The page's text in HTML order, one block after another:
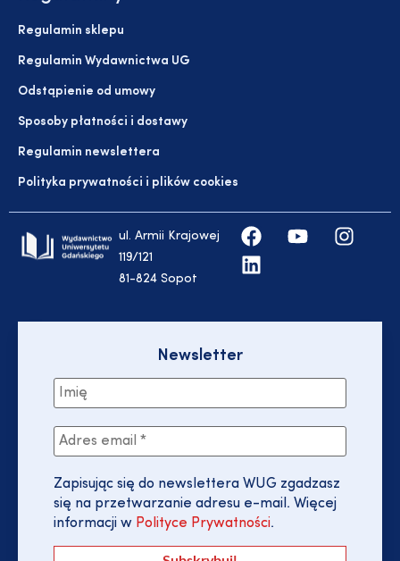
Regulamin sklepu
Regulamin Wydawnictwa UG
Odstąpienie od umowy
Sposoby płatności i dostawy
Regulamin newslettera
Polityka prywatności i plików cookies
ul. Armii Krajowej
119/121
81-824 Sopot
Newsletter
Zapisując się do newslettera WUG zgadzasz
się na przetwarzanie adresu e-mail. Więcej
informacji w Polityce Prywatności.